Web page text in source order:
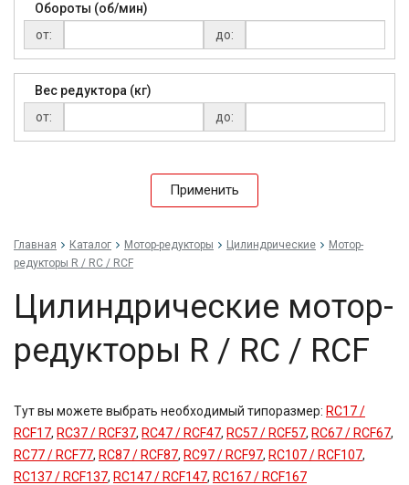
Обороты (об/мин)
от:
до:
Вес редуктора (кг)
от:
до:
Применить
Главная Каталог Мотор-редукторы Цилиндрические
Мотор-
редукторы R / RC / RCF
Цилиндрические мотор-
редукторы R / RC / RCF
Тут вы можете выбрать необходимый типоразмер: RC17 /
RCF17, RC37 / RCF37, RC47 / RCF47, RC57 / RCF57, RC67 / RCF67,
RC77 / RCF77, RC87 / RCF87, RC97 / RCF97, RC107 / RCF107,
RC137 / RCF137, RC147 / RCF147, RC167 / RCF167